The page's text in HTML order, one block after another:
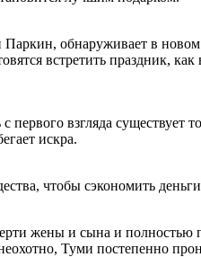
обнаруживает в
встретить праздник,
взгляда
искра.
чтобы сэкономить
жены и сына и полностью
Туми постепенно